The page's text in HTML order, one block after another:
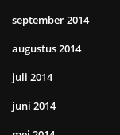
september 2014
augustus 2014
juli 2014
juni 2014